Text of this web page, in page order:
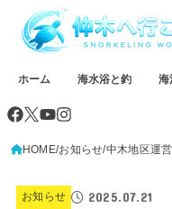
ホーム 海水浴と釣 海
HOME お知らせ 中木地区運
お知らせ 2025.07.21